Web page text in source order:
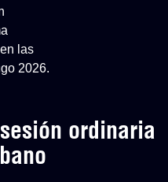
las
2026.
ordinaria